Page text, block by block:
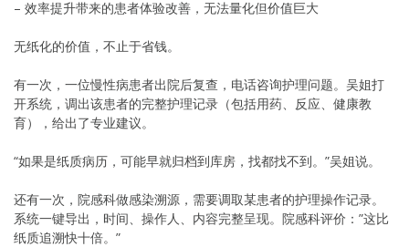
– 效率提升带来的患者体验改善，无法量化但价值巨大
无纸化的价值，不止于省钱。
有一次，一位慢性病患者出院后复查，电话咨询护理问题。吴姐打
开系统，调出该患者的完整护理记录（包括用药、反应、健康教
育），给出了专业建议。
“如果是纸质病历，可能早就归档到库房，找都找不到。”吴姐说。
还有一次，院感科做感染溯源，需要调取某患者的护理操作记录。
系统一键导出，时间、操作人、内容完整呈现。院感科评价：”这比
纸质追溯快十倍。”